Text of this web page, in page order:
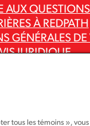
AUX QUESTIONS
À REDPATH
GÉNÉRALES DE
JURIDIQUE
DU
tous les témoins »,